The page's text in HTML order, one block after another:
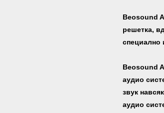
Beosound
решетка,
специално
Beosound
аудио
звук
аудио